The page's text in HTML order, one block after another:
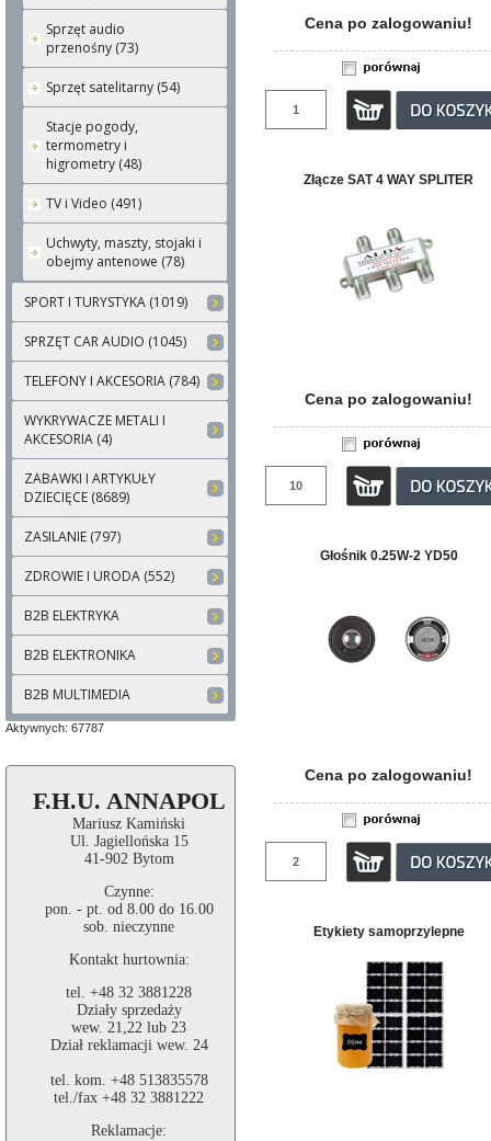
Sprzęt audio
przenośny (73)
Sprzęt satelitarny (54)
Stacje pogody,
termometry i
higrometry (48)
TV i Video (491)
Uchwyty, maszty, stojaki i
obejmy antenowe (78)
SPORT I TURYSTYKA (1019)
SPRZĘT CAR AUDIO (1045)
TELEFONY I AKCESORIA (784)
WYKRYWACZE METALI I
AKCESORIA (4)
ZABAWKI I ARTYKUŁY
DZIECIĘCE (8689)
ZASILANIE (797)
ZDROWIE I URODA (552)
B2B ELEKTRYKA
B2B ELEKTRONIKA
B2B MULTIMEDIA
Aktywnych: 67787
F.H.U. ANNAPOL
Mariusz Kamiński
Ul. Jagiellońska 15
41-902 Bytom
Czynne:
pon. - pt. od 8.00 do 16.00
sob. nieczynne
Kontakt hurtownia:
tel. +48 32 3881228
Działy sprzedaży
wew. 21,22 lub 23
Dział reklamacji wew. 24
tel. kom. +48 513835578
tel./fax +48 32 3881222
Reklamacje:
Cena po zalogowaniu!
Złącze SAT 4 WAY SPLITER
Cena po zalogowaniu!
Głośnik 0.25W-2 YD50
Cena po zalogowaniu!
Etykiety samoprzylepne